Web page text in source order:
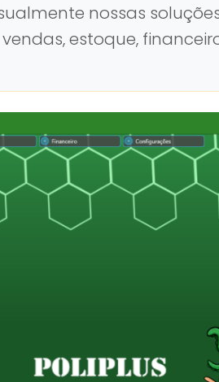
nossas
vendas, estoque,